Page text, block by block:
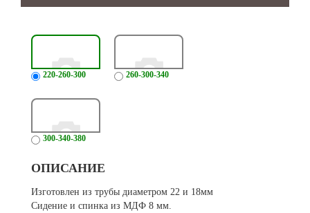
220-260-300 260-300-340
300-340-380
ОПИСАНИЕ
Изготовлен из трубы диаметром 22 и 18мм
Сидение и спинка из МДФ 8 мм.